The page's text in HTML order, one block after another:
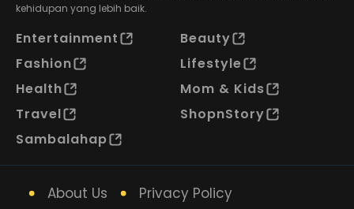
kehidupan yang lebih baik.
Entertainment
Beauty
Fashion
Lifestyle
Health
Mom & Kids
Travel
ShopnStory
Sambalahap
About Us Privacy Policy